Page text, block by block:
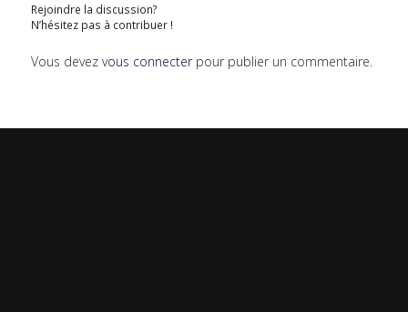
Rejoindre la discussion?
N’hésitez pas à contribuer !
Vous devez vous connecterpour publier un commentaire.